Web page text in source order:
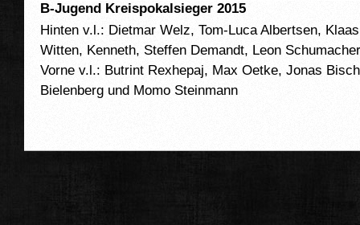
B-Jugend Kreispokalsieger 2015
Hinten v.l.: Dietmar Welz, Tom-Luca Albertsen,
Witten, Kenneth, Steffen Demandt, Leon
Vorne v.l.: Butrint Rexhepaj, Max Oetke, Jonas
Bielenberg und Momo Steinmann